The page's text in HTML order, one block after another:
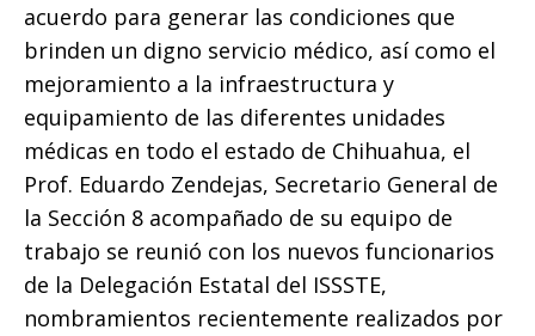
acuerdo para generar las condiciones que
brinden un digno servicio médico, así como el
mejoramiento a la infraestructura y
equipamiento de las diferentes unidades
médicas en todo el estado de Chihuahua, el
Prof. Eduardo Zendejas, Secretario General de
la Sección 8 acompañado de su equipo de
trabajo se reunió con los nuevos funcionarios
de la Delegación Estatal del ISSSTE,
nombramientos recientemente realizados por